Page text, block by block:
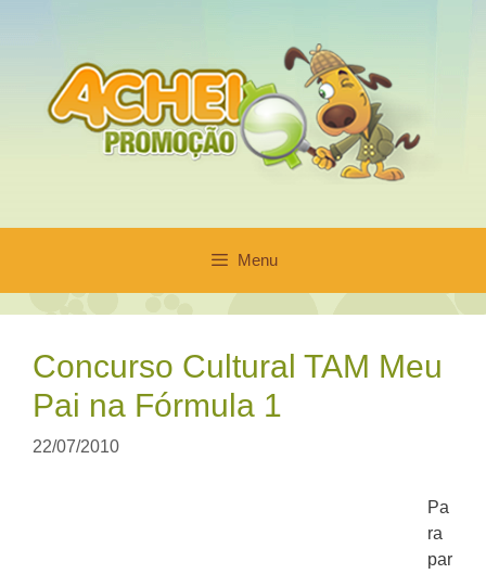
conteúdo
Menu
Concurso Cultural TAM Meu
Pai na Fórmula 1
22/07/2010
Pa
ra
par